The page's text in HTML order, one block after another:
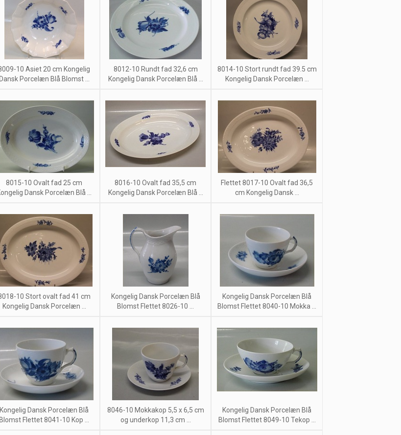
10 Asiet 20 cm Kongelig
Dansk Porcelæn Blå Blomst ...
8012-10 Rundt fad 32,6 cm
Kongelig Dansk Porcelæn Blå ...
8014-10 Stort rundt fad 39.5 cm
Kongelig Dansk Porcelæn ...
8015-10 Ovalt fad 25 cm
Dansk Porcelæn Blå ...
8016-10 Ovalt fad 35,5 cm
Kongelig Dansk Porcelæn Blå ...
Flettet 8017-10 Ovalt fad 36,5
cm Kongelig Dansk ...
10 Stort ovalt fad 41 cm
Kongelig Dansk Porcelæn ...
Kongelig Dansk Porcelæn Blå
Blomst Flettet 8026-10 ...
Kongelig Dansk Porcelæn Blå
Blomst Flettet 8040-10 Mokka ...
Kongelig Dansk Porcelæn Blå
Blomst Flettet 8041-10 Kop ...
8046-10 Mokkakop 5,5 x 6,5 cm
og underkop 11,3 cm ...
Kongelig Dansk Porcelæn Blå
Blomst Flettet 8049-10 Tekop ...